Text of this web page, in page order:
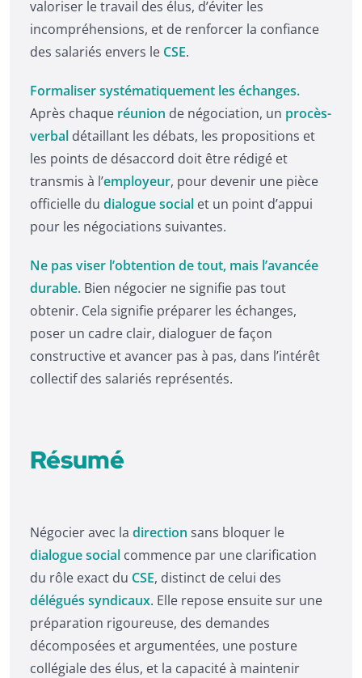
valoriser le travail des élus, d’éviter les
incompréhensions, et de renforcer la confiance
des salariés envers le CSE.
Formaliser systématiquement les échanges.
Après chaque réunion de négociation, un procès-
verbal détaillant les débats, les propositions et
les points de désaccord doit être rédigé et
transmis à l’employeur, pour devenir une pièce
officielle du dialogue social et un point d’appui
pour les négociations suivantes.
Ne pas viser l’obtention de tout, mais l’avancée
durable. Bien négocier ne signifie pas tout
obtenir. Cela signifie préparer les échanges,
poser un cadre clair, dialoguer de façon
constructive et avancer pas à pas, dans l’intérêt
collectif des salariés représentés.
Résumé
Négocier avec la direction sans bloquer le
dialogue social commence par une clarification
du rôle exact du CSE, distinct de celui des
délégués syndicaux. Elle repose ensuite sur une
préparation rigoureuse, des demandes
décomposées et argumentées, une posture
collégiale des élus, et la capacité à maintenir